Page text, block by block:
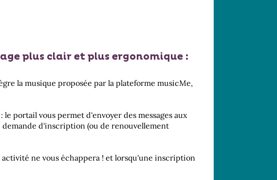
plus clair et plus ergonomique :
la musique proposée par la plateforme musicMe,
portail vous permet d'envoyer des messages aux
d'inscription (ou de renouvellement
ne vous échappera ! et lorsqu'une inscription